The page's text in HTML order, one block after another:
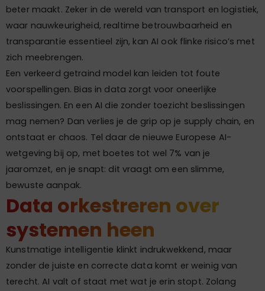
beter maakt. Zeker in de wereld van transport en logistiek,
waar nauwkeurigheid, realtime betrouwbaarheid en
transparantie essentieel zijn, kan AI ook flinke risico’s met
zich meebrengen.
Een verkeerd getraind model kan leiden tot foute
voorspellingen. Bias in data zorgt voor oneerlijke
beslissingen. En een AI die zonder toezicht beslissingen
mag nemen? Dan verlies je de grip op je supply chain, en
ontstaat er chaos. Tel daar de nieuwe Europese AI-
wetgeving bij op, met boetes tot wel 7% van je
jaaromzet, en je snapt: dit vraagt om een slimme,
bewuste aanpak.
Data orkestreren over
systemen heen
Kunstmatige intelligentie klinkt indrukwekkend, maar
zonder de juiste en correcte data komt er weinig van
terecht. AI valt of staat met wat je erin stopt. Zolang